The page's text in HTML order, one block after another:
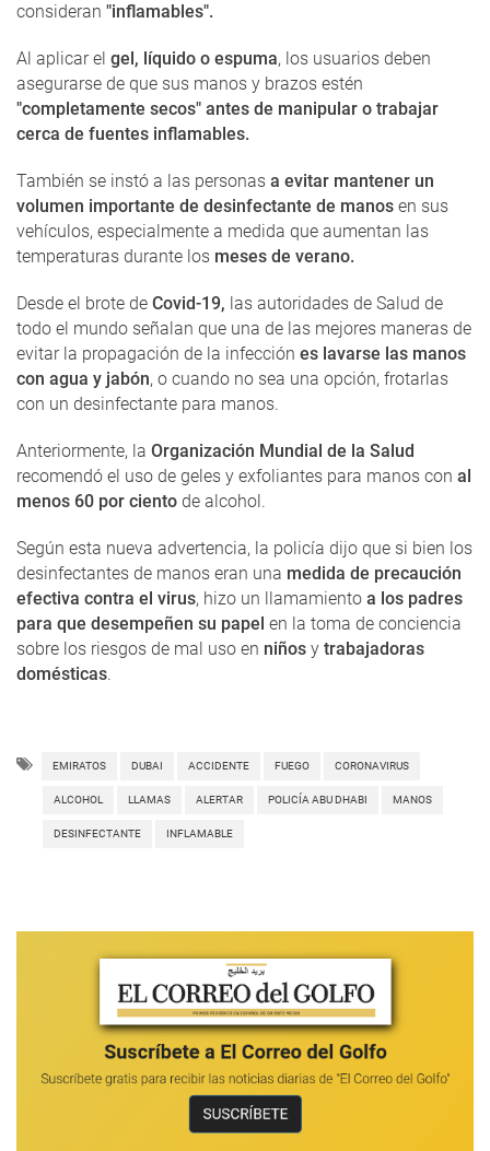
consideran "inflamables".
Al aplicar el gel, líquido o espuma, los usuarios deben
asegurarse de que sus manos y brazos estén
"completamente secos" antes de manipular o trabajar
cerca de fuentes inflamables.
También se instó a las personas a evitar mantener un
volumen importante de desinfectante de manos en sus
vehículos, especialmente a medida que aumentan las
temperaturas durante los meses de verano.
Desde el brote de Covid-19, las autoridades de Salud de
todo el mundo señalan que una de las mejores maneras de
evitar la propagación de la infección es lavarse las manos
con agua y jabón, o cuando no sea una opción, frotarlas
con un desinfectante para manos.
Anteriormente, la Organización Mundial de la Salud
recomendó el uso de geles y exfoliantes para manos con al
menos 60 por ciento de alcohol.
Según esta nueva advertencia, la policía dijo que si bien los
desinfectantes de manos eran una medida de precaución
efectiva contra el virus, hizo un llamamiento a los padres
para que desempeñen su papel en la toma de conciencia
sobre los riesgos de mal uso en niños y trabajadoras
domésticas.
EMIRATOS DUBAI ACCIDENTE FUEGO CORONAVIRUS
ALCOHOL LLAMAS ALERTAR POLICÍA ABU DHABI MANOS
DESINFECTANTE INFLAMABLE